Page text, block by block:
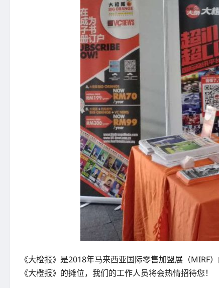
《大橙报》是2018年马来西亚国际零售加盟展（
《大橙报》的摊位，我们的工作人员将会热情招待您！